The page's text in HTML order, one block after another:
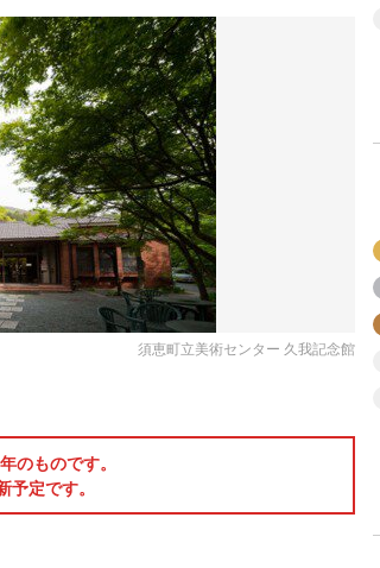
須恵町立美術センター 久我記念館
のものです。
定です。